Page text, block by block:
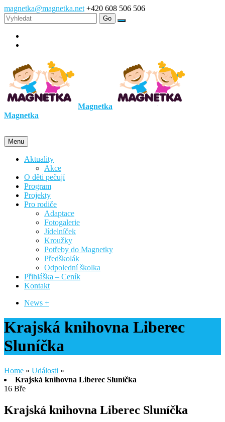
magnetka@magnetka.net +420 608 506 506
Magnetka
Magnetka
Menu
Aktuality
Akce
O děti pečují
Program
Projekty
Pro rodiče
Adaptace
Fotogalerie
Jídelníček
Kroužky
Potřeby do Magnetky
Předškolák
Odpolední školka
Přihláška – Ceník
Kontakt
News +
Krajská knihovna Liberec
Sluníčka
Home » Události »
Krajská knihovna Liberec Sluníčka
16 Bře
Krajská knihovna Liberec Sluníčka